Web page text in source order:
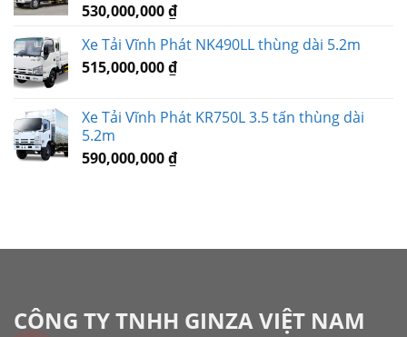
530,000,000₫
Xe Tải Vĩnh Phát NK490LL thùng dài 5.2m
515,000,000₫
Xe Tải Vĩnh Phát KR750L 3.5 tấn thùng dài
5.2m
590,000,000₫
CÔNG TY TNHH GINZA VIỆT NAM